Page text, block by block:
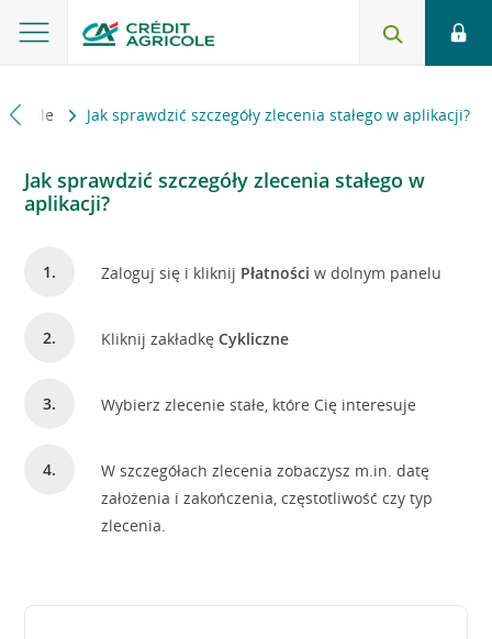
Mobile Jak sprawdzić szczegóły zlecenia stałego w aplikacji?
Jak sprawdzić szczegóły zlecenia stałego w
aplikacji?
Zaloguj się i kliknij Płatności w dolnym panelu
Kliknij zakładkęCykliczne
Wybierz zlecenie stałe, które Cię interesuje
W szczegółach zlecenia zobaczysz m.in. datę
założenia i zakończenia, częstotliwość czy typ
zlecenia.